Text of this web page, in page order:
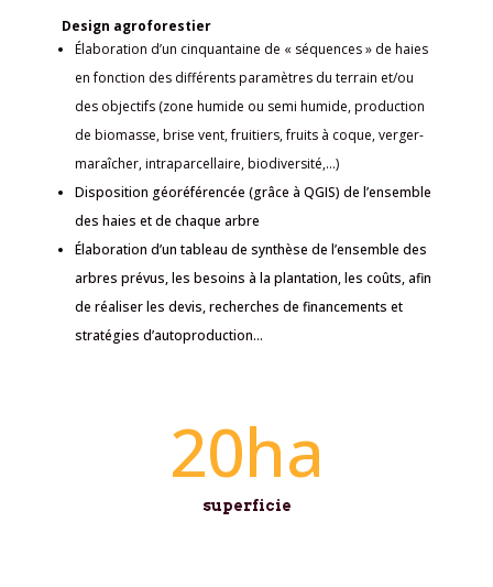
Design agroforestier
Élaboration d’un cinquantaine de « séquences » de haies
en fonction des différents paramètres du terrain et/ou
des objectifs (zone humide ou semi humide, production
de biomasse, brise vent, fruitiers, fruits à coque, verger-
maraîcher, intraparcellaire, biodiversité,…)
Disposition géoréférencée (grâce à QGIS) de l’ensemble
des haies et de chaque arbre
Élaboration d’un tableau de synthèse de l’ensemble des
arbres prévus, les besoins à la plantation, les coûts, afin
de réaliser les devis, recherches de financements et
stratégies d’autoproduction…
20ha
superficie